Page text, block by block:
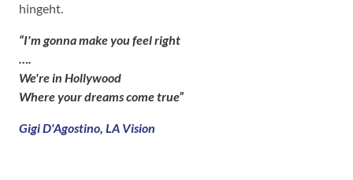
hingeht.
“I'm gonna make you feel right
….
We're in Hollywood
Where your dreams come true”
Gigi D'Agostino, LA Vision